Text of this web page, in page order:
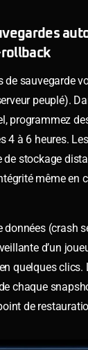
de sauvegarde
peuplé).
programmez
4 à 6 heures.
stockage
même en
(crash
d’un
quelques
chaque
de